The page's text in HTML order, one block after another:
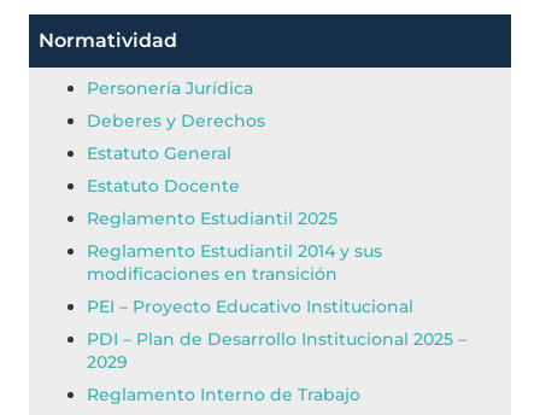
Normatividad
Personería Jurídica
Deberes y Derechos
Estatuto General
Estatuto Docente
Reglamento Estudiantil 2025
Reglamento Estudiantil 2014 y sus
modificaciones en transición
PEI – Proyecto Educativo Institucional
PDI – Plan de Desarrollo Institucional 2025 –
2029
Reglamento Interno de Trabajo